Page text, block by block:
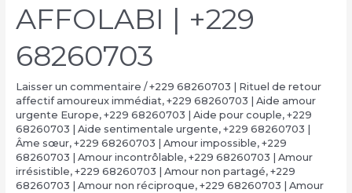
AFFOLABI | +229
68260703
Laisser un commentaire /+229 68260703 | Rituel de retour
affectif amoureux immédiat, +229 68260703 | Aide amour
urgente Europe, +229 68260703 | Aide pour couple, +229
68260703 | Aide sentimentale urgente, +229 68260703 |
Âme sœur, +229 68260703 | Amour impossible, +229
68260703 | Amour incontrôlable, +229 68260703 | Amour
irrésistible, +229 68260703 | Amour non partagé, +229
68260703 | Amour non réciproque, +229 68260703 | Amour